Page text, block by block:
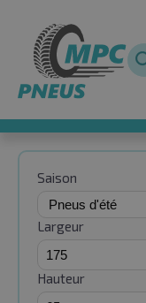
Saison
Largeur
Hauteur